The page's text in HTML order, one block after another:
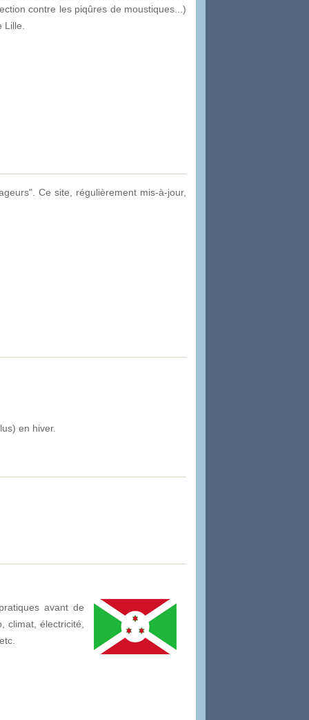
contre les piqûres de moustiques...)
Lille.
Ce site, régulièrement mis-à-jour,
en hiver.
avant de
climat, électricité,